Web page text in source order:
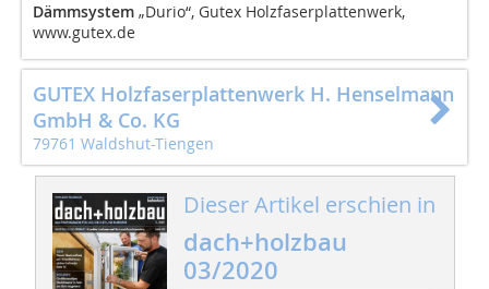
Dämmsystem „Durio“, Gutex Holzfaserplattenwerk,
www.gutex.de
GUTEX Holzfaserplattenwerk H. Henselmann
GmbH & Co. KG
79761 Waldshut-Tiengen
Dieser Artikel erschien in
dach+holzbau
03/2020